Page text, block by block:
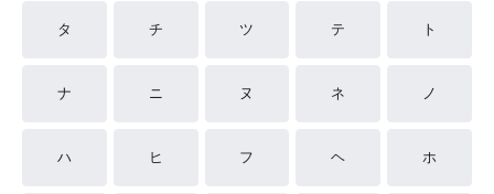
タ チ ツ テ ト
ナ ニ ヌ ネ ノ
ハ ヒ フ ヘ ホ